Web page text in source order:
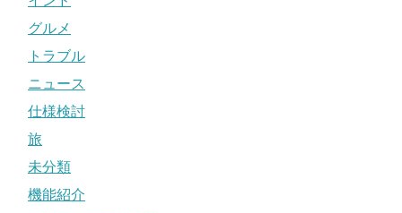
グルメ
トラブル
ニュース
仕様検討
旅
未分類
機能紹介